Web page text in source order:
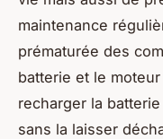
maintenance
prématurée des
batterie et le
recharger la
sans la laisser